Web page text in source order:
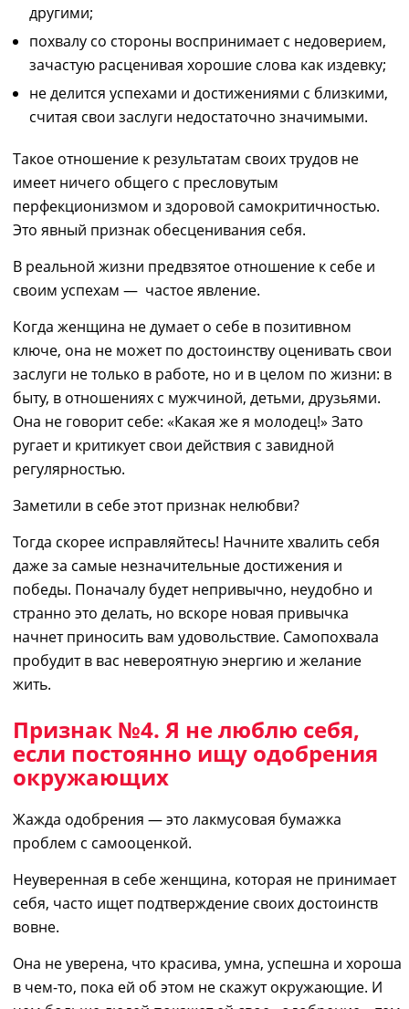
другими;
похвалу со стороны воспринимает с недоверием,
зачастую расценивая хорошие слова как издевку;
не делится успехами и достижениями с близкими,
считая свои заслуги недостаточно значимыми.
Такое отношение к результатам своих трудов не
имеет ничего общего с пресловутым
перфекционизмом и здоровой самокритичностью.
Это явный признак обесценивания себя.
В реальной жизни предвзятое отношение к себе и
своим успехам — частое явление.
Когда женщина не думает о себе в позитивном
ключе, она не может по достоинству оценивать свои
заслуги не только в работе, но и в целом по жизни: в
быту, в отношениях с мужчиной, детьми, друзьями.
Она не говорит себе: «Какая же я молодец!» Зато
ругает и критикует свои действия с завидной
регулярностью.
Заметили в себе этот признак нелюбви?
Тогда скорее исправляйтесь! Начните хвалить себя
даже за самые незначительныедостижения и
победы. Поначалу будет непривычно, неудобно и
странно это делать, но вскоре новая привычка
начнет приносить вам удовольствие. Самопохвала
пробудит в вас невероятную энергию и желание
жить.
Признак №4. Я не люблю себя,
если постоянно ищу одобрения
окружающих
Жажда одобрения — это лакмусовая бумажка
проблем с самооценкой.
Неуверенная в себе женщина, которая не принимает
себя, часто ищет подтверждение своих достоинств
вовне.
Она не уверена, что красива, умна, успешна и хороша
в чем-то, пока ей об этом не скажутокружающие. И